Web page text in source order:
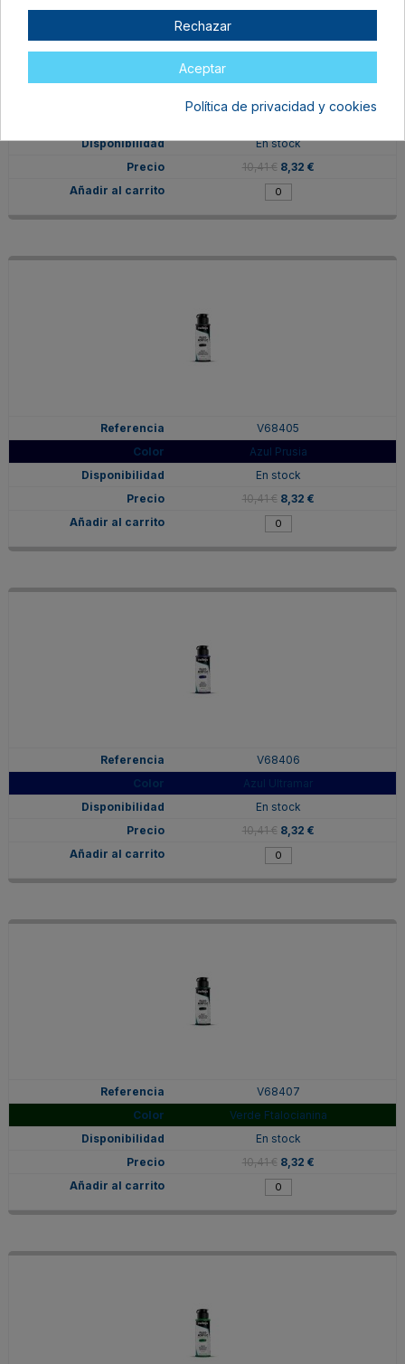
En stock
10,41 € 8,32 €
V68405
Azul Prusia
En stock
10,41 € 8,32 €
V68406
Azul Ultramar
En stock
10,41 € 8,32 €
V68407
Verde Ftalocianina
En stock
10,41 € 8,32 €
Rechazar
Aceptar
Política de privacidad y cookies